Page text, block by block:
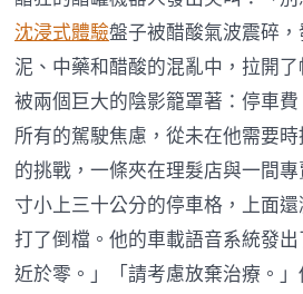
沈浸式體驗盤子被醋酸氣波震碎
泥、中藥和醋酸的混亂中，拉開
被兩個巨大的陰影籠罩著：停車
所有的駕駛焦慮，從未在他需要
的挑戰，一條夾在理髮店與一間
寸小上三十公分的停車格，上面
打了倒檔。他的車載語音系統發
近於零。」「請考慮放棄治療。